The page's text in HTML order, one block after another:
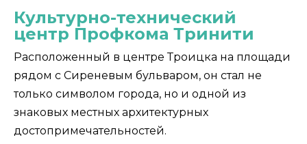
Культурно-технический
центр Профкома Тринити
Расположенный в центре Троицка на площади
рядом с Сиреневым бульваром, он стал не
только символом города, но и одной из
знаковых местных архитектурных
достопримечательностей.